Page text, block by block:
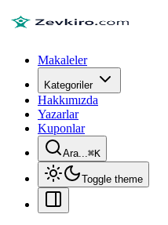
Makaleler
Kategoriler
Hakkımızda
Yazarlar
Kuponlar
Ara...⌘K
Toggle theme